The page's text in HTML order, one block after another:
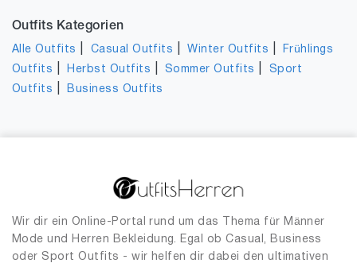
Outfits Kategorien
Alle Outfits Casual Outfits |Winter Outfits
Frühlings
Outfits
Herbst Outfits Sommer Outfits
Sport
Outfits
Business Outfits
Wir dir ein Online-Portal rund um das Thema für Männer
Mode und Herren Bekleidung. Egal ob Casual, Business
oder Sport Outfits - wir helfen dir dabei den ultimativen